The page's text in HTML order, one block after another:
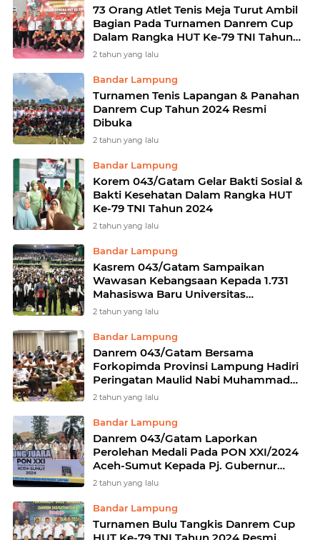
73 Orang Atlet Tenis Meja Turut Ambil
Bagian Pada Turnamen Danrem Cup
Dalam Rangka HUT Ke-79 TNI Tahun
2024
2 tahun yang lalu
Bandar Lampung
Turnamen Tenis Lapangan & Panahan
Danrem Cup Tahun 2024 Resmi
Dibuka
2 tahun yang lalu
Bandar Lampung
Korem 043/Gatam Gelar Bakti Sosial &
Bakti Kesehatan Dalam Rangka HUT
Ke-79 TNI Tahun 2024
2 tahun yang lalu
Bandar Lampung
Kasrem 043/Gatam Sampaikan
Wawasan Kebangsaan Kepada 1.731
Mahasiswa Baru Universitas
Malahayati
2 tahun yang lalu
Bandar Lampung
Danrem 043/Gatam Bersama
Forkopimda Provinsi Lampung Hadiri
Peringatan Maulid Nabi Muhammad
SAW 1446 H / 2024 M
2 tahun yang lalu
Bandar Lampung
Danrem 043/Gatam Laporkan
Perolehan Medali Pada PON XXI/2024
Aceh-Sumut Kepada Pj. Gubernur
Lampung
2 tahun yang lalu
Bandar Lampung
Turnamen Bulu Tangkis Danrem Cup